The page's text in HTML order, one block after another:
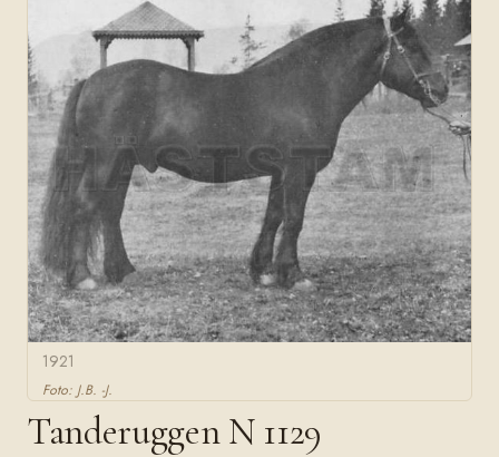
1921
Foto: J.B. -J.
Tanderuggen N 1129